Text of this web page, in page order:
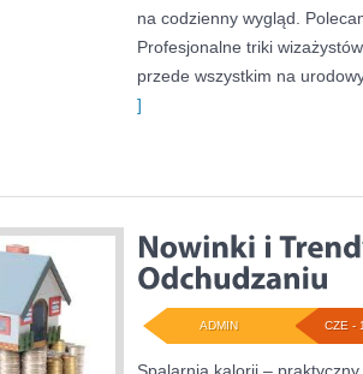
na codzienny wygląd.
Profesjonalne triki
przede wszystkim na
]
CZE -
ADMIN